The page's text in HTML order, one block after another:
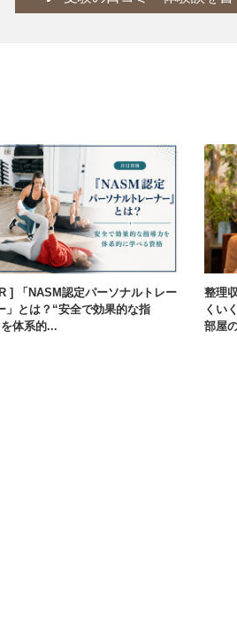
] 「NASM認定パーソナルトレー
」とは？“安全で効果的な指
体系的...
整理
くい
部屋